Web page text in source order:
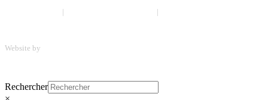
| |
Website by
Close
Menu
Rechercher